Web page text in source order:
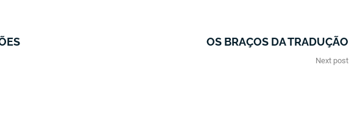
OS BRAÇOS DA TRADUÇÃO
Next post